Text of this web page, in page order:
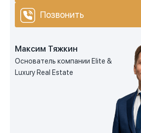
Позвонить
Максим Тяжкин
Основатель компании Elite &
Luxury Real Estate